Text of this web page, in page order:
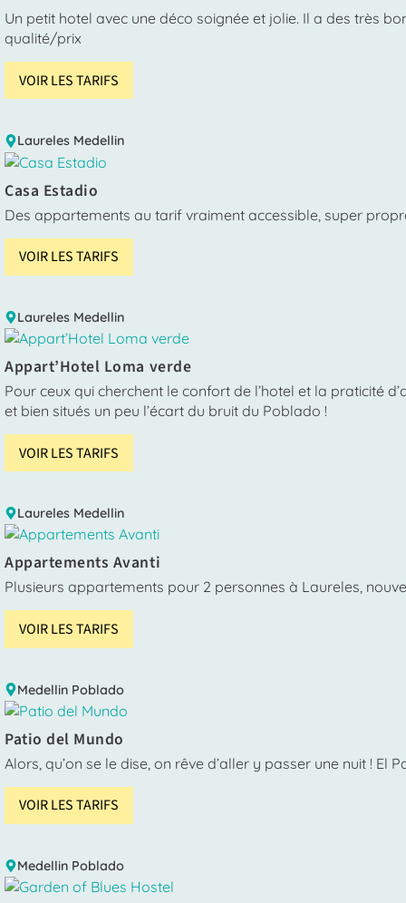
Un petit hotel avec une déco soignée et jolie. Il a des très
qualité/prix
VOIR LES TARIFS
Laureles Medellin
Casa Estadio
Des appartements au tarif vraiment accessible, super
VOIR LES TARIFS
Laureles Medellin
Appart’Hotel Loma verde
Pour ceux qui cherchent le confort de l’hotel et la praticité
et bien situés un peu l’écart du bruit du Poblado !
VOIR LES TARIFS
Laureles Medellin
Appartements Avanti
Plusieurs appartements pour 2 personnes à Laureles,
VOIR LES TARIFS
Medellin Poblado
Patio del Mundo
Alors, qu’on se le dise, on rêve d’aller y passer une nuit !
VOIR LES TARIFS
Medellin Poblado